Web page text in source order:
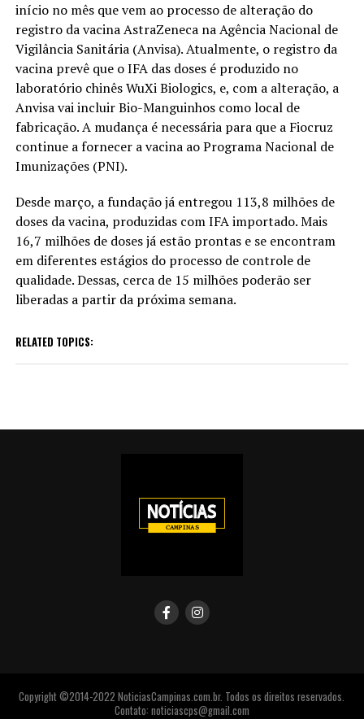
início no mês que vem ao processo de alteração do
registro da vacina AstraZeneca na Agência Nacional de
Vigilância Sanitária (Anvisa). Atualmente, o registro da
vacina prevê que o IFA das doses é produzido no
laboratório chinês WuXi Biologics, e, com a alteração, a
Anvisa vai incluir Bio-Manguinhos como local de
fabricação. A mudança é necessária para que a Fiocruz
continue a fornecer a vacina ao Programa Nacional de
Imunizações (PNI).
Desde março, a fundação já entregou 113,8 milhões de
doses da vacina, produzidas com IFA importado. Mais
16,7 milhões de doses já estão prontas e se encontram
em diferentes estágios do processo de controle de
qualidade. Dessas, cerca de 15 milhões poderão ser
liberadas a partir da próxima semana.
RELATED TOPICS:
Copyright ©2014-2022 NoticiasCampinas.com.br. Todos os direitos reservados.
Contato: noticiascps@gmail.com